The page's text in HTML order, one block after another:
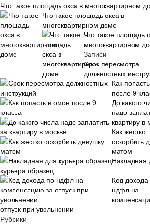
Что такое площадь окса в многоквартирном
Что такое площадь окса в
многоквартирном доме
Что такое площадь
многоквартирном
Записи
Срок пересмотра
должностных
Как
после 9
До какого
надо
квартиру в
Как жестко
оскорбить
матом
Накладная
курьера образец
Код дохода
ндфл на
отпуск при увольнении
Рубрики